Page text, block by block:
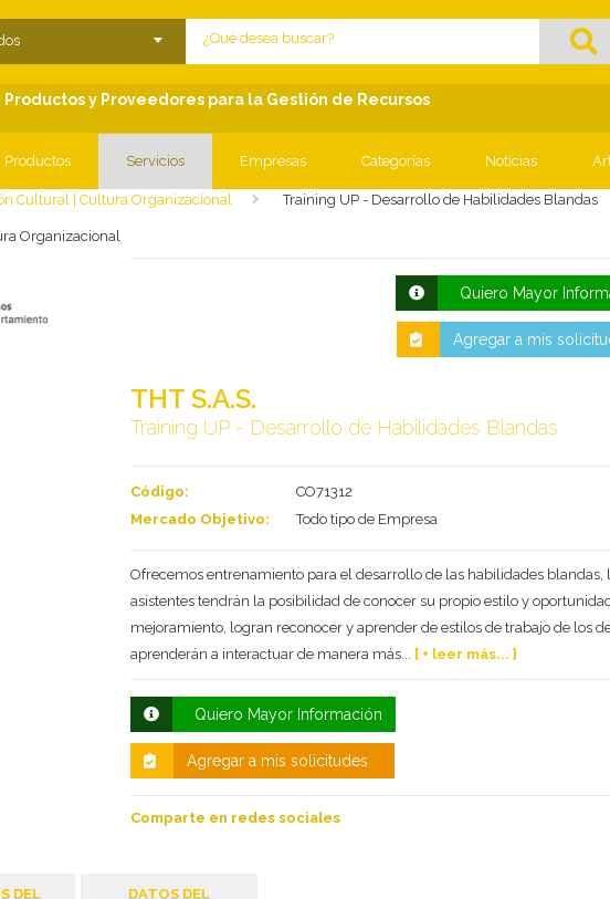
Close menu
y Proveedores para la Gestión de Recursos
Productos Servicios Empresas Categorías Noticias
Cultural | Cultura Organizacional Training UP - Desarrollo de Habilidades Blandas
Organizacional
Quiero Mayor
Agregar a mis
THT S.A.S.
Training UP - Desarrollo de Habilidades Blandas
Código:
CO71312
Mercado Objetivo:
Todo tipo de Empresa
Ofrecemos entrenamiento para el desarrollo de las habilidades blandas,
asistentes tendrán la posibilidad de conocer su propio estilo y
mejoramiento, logran reconocer y aprender de estilos de trabajo de los
aprenderán a interactuar de manera más... [ + leer más... ]
Quiero Mayor Información
Agregar a mis solicitudes
Comparte en redes sociales
DEL
DATOS DEL